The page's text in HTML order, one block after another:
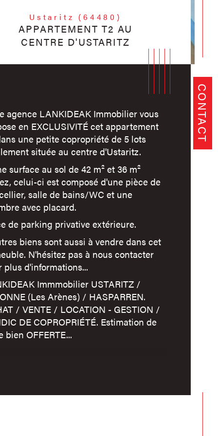
CONTACT
Ustaritz (64480)
APPARTEMENT T2 AU
CENTRE D'USTARITZ
Valeurs
de pièces
de niveaux
agence LANKIDEAK Immobilier vous
en EXCLUSIVITÉ cet appartement
une petite copropriété de 5 lots
située au centre d'Ustaritz.
surface au sol de 42 m² et 36 m²
celui-ci est composé d'une pièce de
salle de bains/WC et une
avec placard.
de parking privative extérieure.
biens sont aussi à vendre dans cet
N'hésitez pas à nous contacter
plus d'informations...
Immmobilier USTARITZ /
(Les Arènes) / HASPARREN.
/ VENTE / LOCATION - GESTION /
DE COPROPRIÉTÉ. Estimation de
bien OFFERTE...